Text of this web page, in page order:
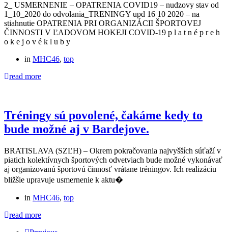
2_ USMERNENIE – OPATRENIA COVID19 – nudzovy stav od
1_10_2020 do odvolania_TRENINGY upd 16 10 2020 – na
stiahnutie OPATRENIA PRI ORGANIZÁCII ŠPORTOVEJ
ČINNOSTI V ĽADOVOM HOKEJI COVID-19 p l a t n é p r e h
o k e j o v é k l u b y
in MHC46, top
read more
Tréningy sú povolené, čakáme kedy to
bude možné aj v Bardejove.
BRATISLAVA (SZĽH) – Okrem pokračovania najvyšších súťaží v
piatich kolektívnych športových odvetviach bude možné vykonávať
aj organizovanú športovú činnosť vrátane tréningov. Ich realizáciu
bližšie upravuje usmernenie k aktu�
in MHC46, top
read more